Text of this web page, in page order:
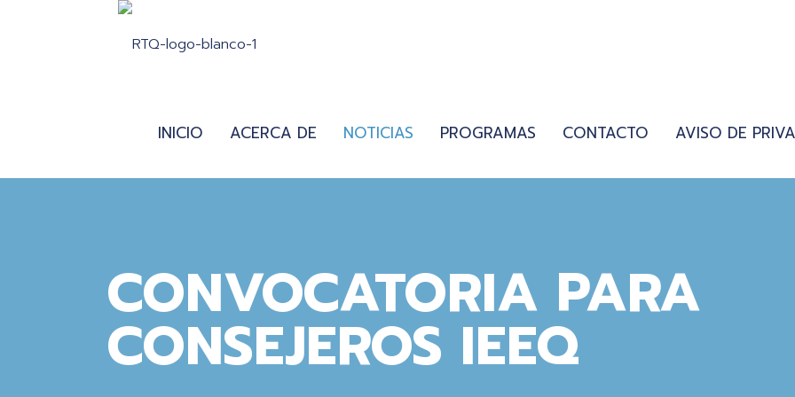
INICIO ACERCA DE NOTICIAS PROGRAMAS CONTACTO AVISO DE
CONVOCATORIA PARA
CONSEJEROS IEEQ